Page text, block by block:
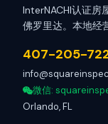
InterNACHI认证房
佛罗里达。本地经
407-205-
微信:
Orlando, FL